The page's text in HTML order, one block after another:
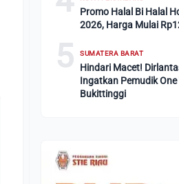
Promo Halal Bi Halal
2026, Harga Mulai
5 SUMATERA BARAT
Hindari Macet!
Ingatkan Pemudik
Bukittinggi